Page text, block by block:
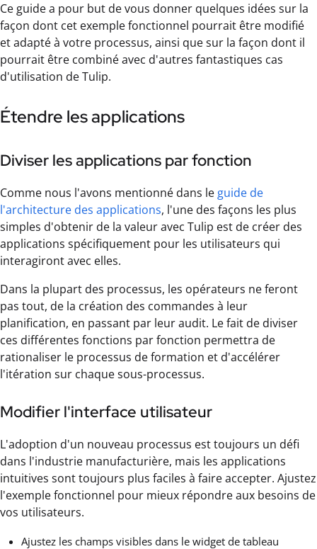
Ce guide a pour but de vous donner quelques idées sur la
façon dont cet exemple fonctionnel pourrait être modifié
et adapté à votre processus, ainsi que sur la façon dont il
pourrait être combiné avec d'autres fantastiques cas
d'utilisation de Tulip.
Étendre les applications
Diviser les applications par fonction
Comme nous l'avons mentionné dans leguide de
l'architecture des applications, l'une des façons les plus
simples d'obtenir de la valeur avec Tulip est de créer des
applications spécifiquement pour les utilisateurs qui
interagiront avec elles.
Dans la plupart des processus, les opérateurs ne feront
pas tout, de la création des commandes à leur
planification, en passant par leur audit. Le fait de diviser
ces différentes fonctions par fonction permettra de
rationaliser le processus de formation et d'accélérer
l'itération sur chaque sous-processus.
Modifier l'interface utilisateur
L'adoption d'un nouveau processus est toujours un défi
dans l'industrie manufacturière, mais les applications
intuitives sont toujours plus faciles à faire accepter. Ajustez
l'exemple fonctionnel pour mieux répondre aux besoins de
vos utilisateurs.
Ajustez les champs visibles dans le widget de tableau